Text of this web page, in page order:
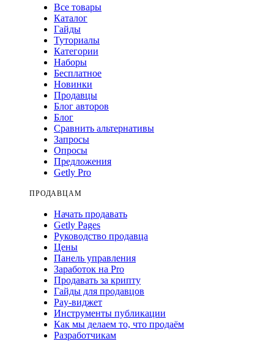
Все товары
Каталог
Гайды
Туториалы
Категории
Наборы
Бесплатное
Новинки
Продавцы
Блог авторов
Блог
Сравнить альтернативы
Запросы
Опросы
Предложения
Getly Pro
ПРОДАВЦАМ
Начать продавать
Getly Pages
Руководство продавца
Цены
Панель управления
Заработок на Pro
Продавать за крипту
Гайды для продавцов
Pay-виджет
Инструменты публикации
Как мы делаем то, что продаём
Разработчикам